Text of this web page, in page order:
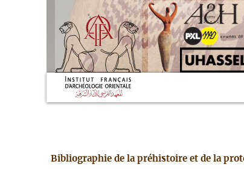
Bibliographie de la préhistoire et de la